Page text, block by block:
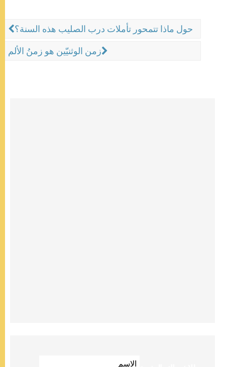
حول ماذا تتمحور تأملات درب الصليب هذه السنة؟
زمن الوثنيّين هو زمنُ الألم